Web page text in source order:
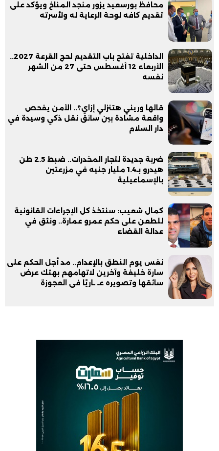
محافظ بورسعيد يزور منجد المناخ ويؤكد على
تقديم كافه لوحة الرعاية له ولأسرته
الداخلية تفتح باب التقديم لحج القرعة 2027..
الأربعاء 12 أغسطس حتى 27 من الشهر
نفسه
قالها وريني هتنزلي إزاي؟.. الأمن يفحص
واقعة مشادة بين سائق نقل ذكي وسيدة في
دار السلام
ضربة جديدة لتجار المخدرات.. ضبط 2.5 طن
هيدرو بـ1.4 مليار جنيه في مزرعتين
بالإسماعيلية
كمال شعيب: سنتخذ كل الإجراءات القانونية
للطعن على حكم عمرو عمارة.. ونثق في
عدالة القضاء
نفس يوم النطق بالإعدام.. مد أجل الحكم على
سارة خليفة وآخرين لاتهامهم بهتك عرض
سائقها وتصويره عـ ـاريًا فى العجوزة